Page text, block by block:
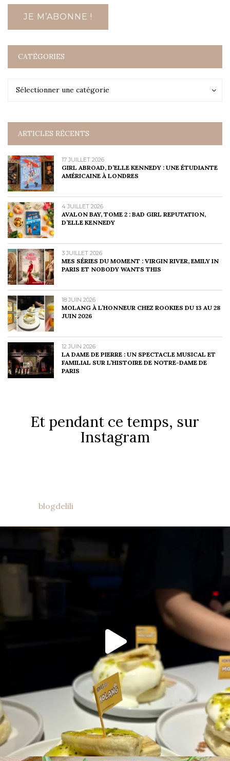
CATÉGORIES
Sélectionner une catégorie
Catégories
ARTICLES RÉCENTS
17 JUILLET 2026
GIRL ABROAD, D’ELLE KENNEDY : UNE ÉTUDIANTE
AMÉRICAINE À LONDRES
4 JUILLET 2026
AVALON BAY, TOME 2 : BAD GIRL REPUTATION,
D’ELLE KENNEDY
3 JUILLET 2026
MES SÉRIES DU MOMENT : VIRGIN RIVER, EMILY IN
PARIS ET NOBODY WANTS THIS
18 JUIN 2026
MOLANG À L’HONNEUR CHEZ ROOKIES DU 13 AU 28
JUIN 2026
12 JUIN 2026
LA DAME DE PIERRE : UN SPECTACLE MUSICAL ET
FAMILIAL SUR L’HISTOIRE DE NOTRE-DAME DE
PARIS
Et pendant ce temps, sur
Instagram
blogdelili